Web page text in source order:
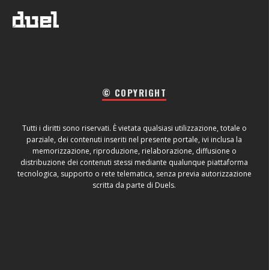
© COPYRIGHT
Tutti i diritti sono riservati. È vietata qualsiasi utilizzazione, totale o
parziale, dei contenuti inseriti nel presente portale, ivi inclusa la
memorizzazione, riproduzione, rielaborazione, diffusione o
distribuzione dei contenuti stessi mediante qualunque piattaforma
tecnologica, supporto o rete telematica, senza previa autorizzazione
scritta da parte di Duels.